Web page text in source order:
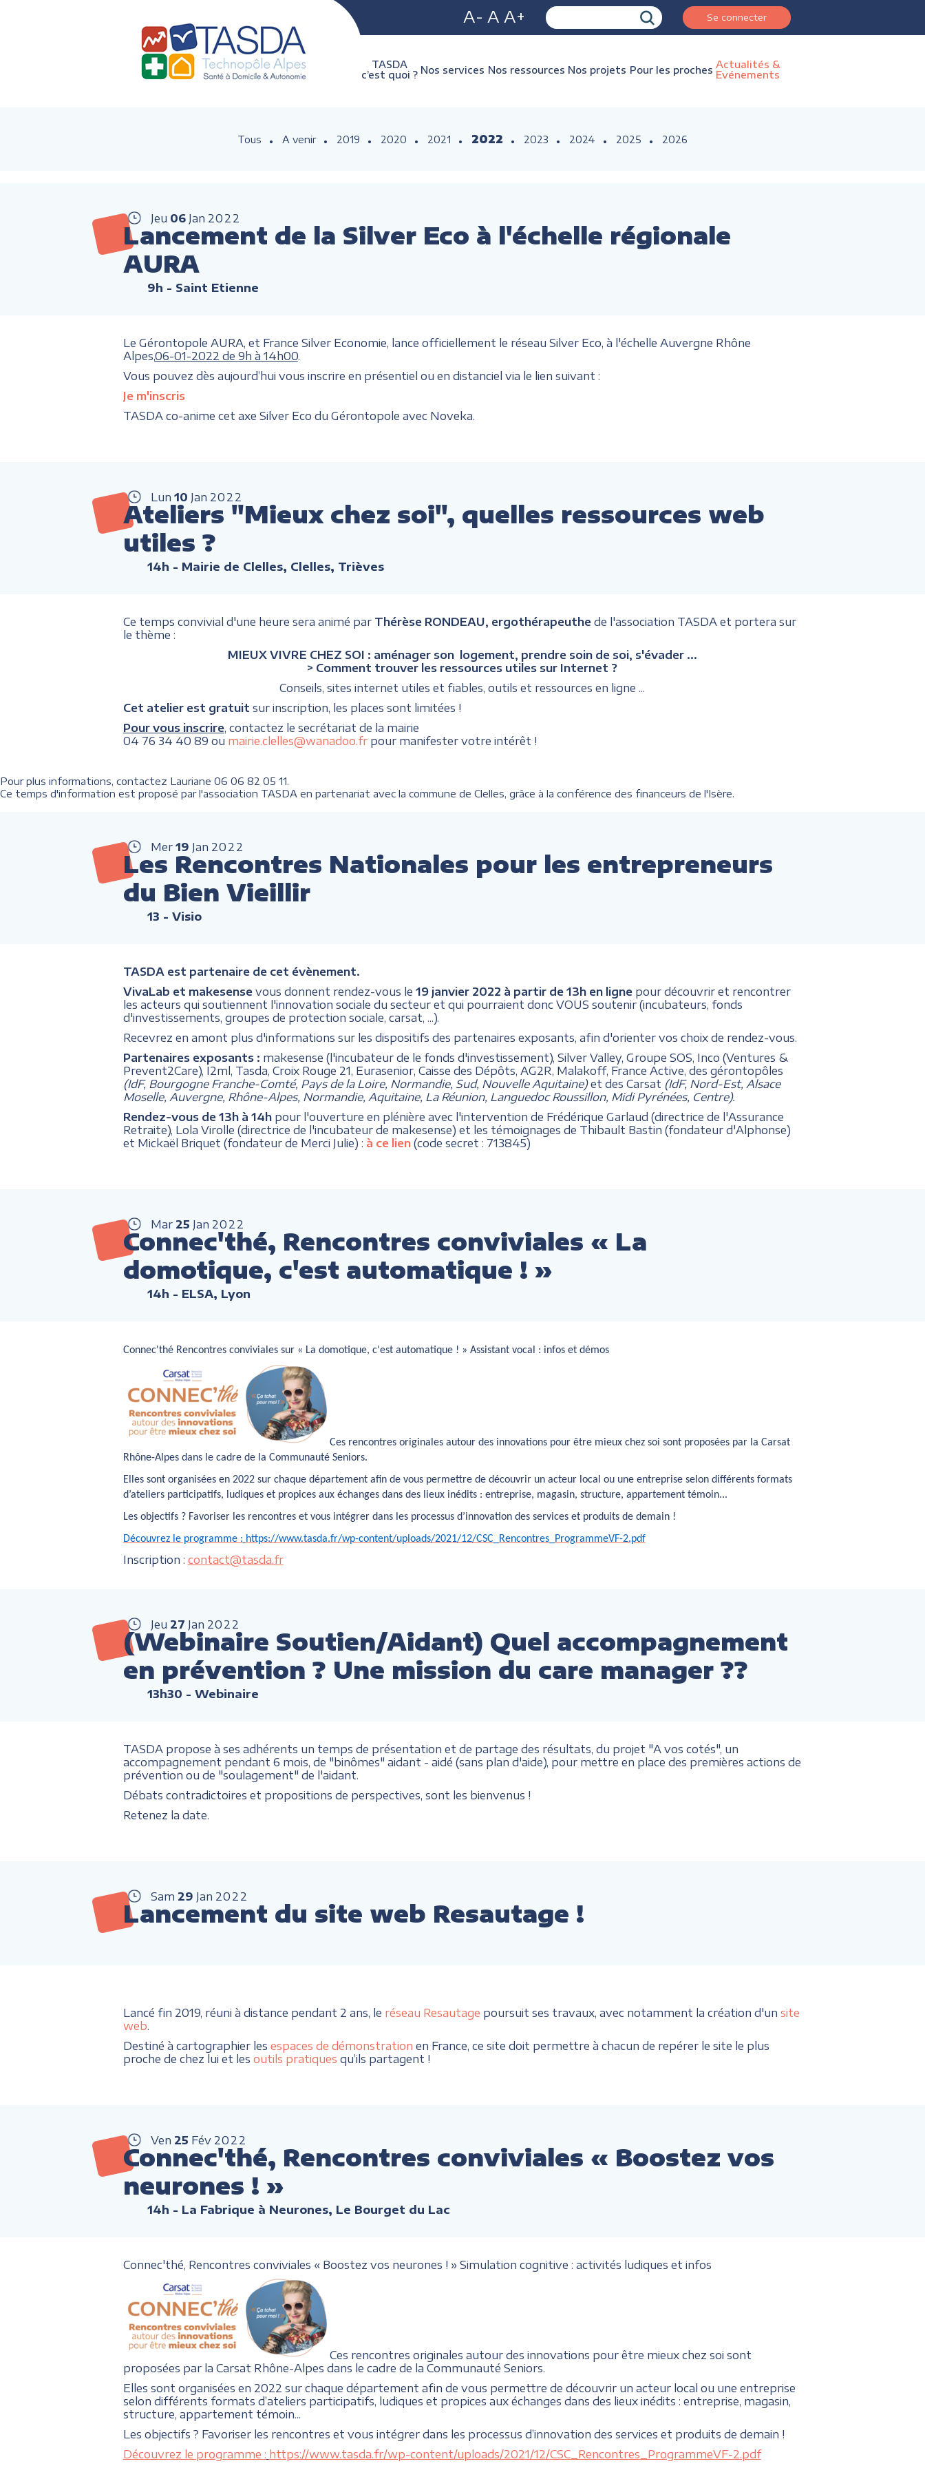
A- A A+ Se connecter
TASDA
c’est quoi ? Nos services Nos ressources Nos projets Pour les proches Actualités &
Evénements
Tous A venir 2019 2020 2021 2022 2023 2024 2025 2026
Jeu 06 Jan 2022
Lancement de la Silver Eco à l'échelle régionale
AURA
9h - Saint Etienne
Le Gérontopole AURA, et France Silver Economie, lance officiellement le réseau Silver Eco, à l'échelle Auvergne Rhône
Alpes,06-01-2022 de 9h à 14h00.
Vous pouvez dès aujourd’hui vous inscrire en présentiel ou en distanciel via le lien suivant :
Je m'inscris
TASDA co-anime cet axe Silver Eco du Gérontopole avec Noveka.
Lun 10 Jan 2022
Ateliers "Mieux chez soi", quelles ressources web
utiles ?
14h - Mairie de Clelles, Clelles, Trièves
Ce temps convivial d'une heure sera animé par Thérèse RONDEAU, ergothérapeuthede l'association TASDA et portera sur
le thème :
MIEUX VIVRE CHEZ SOI : aménager son logement, prendre soin de soi, s'évader ...
> Comment trouver les ressources utiles sur Internet ?
Conseils, sites internet utiles et fiables, outils et ressources en ligne ...
Cet atelier est gratuit sur inscription, les places sont limitées !
Pour vous inscrire, contactez le secrétariat de la mairie
04 76 34 40 89 ou mairie.clelles@wanadoo.frpour manifester votre intérêt !
Pour plus informations, contactez Lauriane 06 06 82 05 11.
Ce temps d'information est proposé par l'association TASDA en partenariat avec la commune de Clelles, grâce à la conférence des financeurs de l'Isère.
Mer 19 Jan 2022
Les Rencontres Nationales pour les entrepreneurs
du Bien Vieillir
13 - Visio
TASDA est partenaire de cet évènement.
VivaLab et makesensevous donnent rendez-vous le 19 janvier 2022 à partir de 13h en lignepour découvrir et rencontrer
les acteurs qui soutiennent l'innovation sociale du secteur et qui pourraient donc VOUS soutenir (incubateurs, fonds
d'investissements, groupes de protection sociale, carsat, ...).
Recevrez en amont plus d'informations sur les dispositifs des partenaires exposants, afin d'orienter vos choix de rendez-vous.
Partenaires exposants : makesense (l'incubateur de le fonds d'investissement), Silver Valley, Groupe SOS, Inco (Ventures &
Prevent2Care), I2ml, Tasda, Croix Rouge 21, Eurasenior, Caisse des Dépôts, AG2R, Malakoff, France Active, des gérontopôles
(IdF, Bourgogne Franche-Comté, Pays de la Loire, Normandie, Sud, Nouvelle Aquitaine)et des Carsat (IdF, Nord-Est, Alsace
Moselle, Auvergne, Rhône-Alpes, Normandie, Aquitaine, La Réunion, Languedoc Roussillon, Midi Pyrénées, Centre).
Rendez-vous de 13h à 14h pour l'ouverture en plénière avec l'intervention de Frédérique Garlaud (directrice de l'Assurance
Retraite), Lola Virolle (directrice de l'incubateur de makesense) et les témoignages de Thibault Bastin (fondateur d'Alphonse)
et Mickaël Briquet (fondateur de Merci Julie) : à ce lien(code secret : 713845)
Mar 25 Jan 2022
Connec'thé, Rencontres conviviales « La
domotique, c'est automatique ! »
14h - ELSA, Lyon
Connec'thé Rencontres conviviales sur « La domotique, c'est automatique ! » Assistant vocal : infos et démos
Ces rencontres originales autour des innovations pour être mieux chez soi sont proposées par la Carsat
Rhône-Alpes dans le cadre de la Communauté Seniors.
Elles sont organisées en 2022 sur chaque département afin de vous permettre de découvrir un acteur local ou une entreprise selon différents formats
d’ateliers participatifs, ludiques et propices aux échanges dans des lieux inédits : entreprise, magasin, structure, appartement témoin...
Les objectifs ? Favoriser les rencontres et vous intégrer dans les processus d’innovation des services et produits de demain !
Découvrez le programme : https://www.tasda.fr/wp-content/uploads/2021/12/CSC_Rencontres_ProgrammeVF-2.pdf
Inscription : contact@tasda.fr
Jeu 27 Jan 2022
(Webinaire Soutien/Aidant) Quel accompagnement
en prévention ? Une mission du care manager ??
13h30 - Webinaire
TASDA propose à ses adhérents un temps de présentation et de partage des résultats, du projet "A vos cotés", un
accompagnement pendant 6 mois, de "binômes" aidant - aidé (sans plan d'aide), pour mettre en place des premières actions de
prévention ou de "soulagement" de l'aidant.
Débats contradictoires et propositions de perspectives, sont les bienvenus !
Retenez la date.
Sam 29 Jan 2022
Lancement du site web Resautage !
Lancé fin 2019, réuni à distance pendant 2 ans, le réseau Resautage poursuit ses travaux, avec notamment la création d'un site
web.
Destiné à cartographier les espaces de démonstration en France, ce site doit permettre à chacun de repérer le site le plus
proche de chez lui et les outils pratiques qu’ils partagent !
Ven 25 Fév 2022
Connec'thé, Rencontres conviviales « Boostez vos
neurones ! »
14h - La Fabrique à Neurones, Le Bourget du Lac
Connec'thé, Rencontres conviviales « Boostez vos neurones ! » Simulation cognitive : activités ludiques et infos
Ces rencontres originales autour des innovations pour être mieux chez soi sont
proposées par la Carsat Rhône-Alpes dans le cadre de la Communauté Seniors.
Elles sont organisées en 2022 sur chaque département afin de vous permettre de découvrir un acteur local ou une entreprise
selon différents formats d’ateliers participatifs, ludiques et propices aux échanges dans des lieux inédits : entreprise, magasin,
structure, appartement témoin...
Les objectifs ? Favoriser les rencontres et vous intégrer dans les processus d’innovation des services et produits de demain !
Découvrez le programme : https://www.tasda.fr/wp-content/uploads/2021/12/CSC_Rencontres_ProgrammeVF-2.pdf